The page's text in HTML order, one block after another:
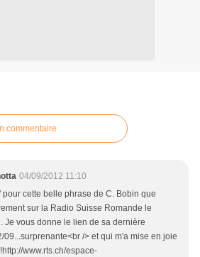
commentaire
04/09/2012 11:10
pour cette belle phrase de C. Bobin que
sur la Radio Suisse Romande le
Je vous donne le lien de sa dernière
09...surprenante<br /> et qui m'a mise en joie
www.rts.ch/espace-